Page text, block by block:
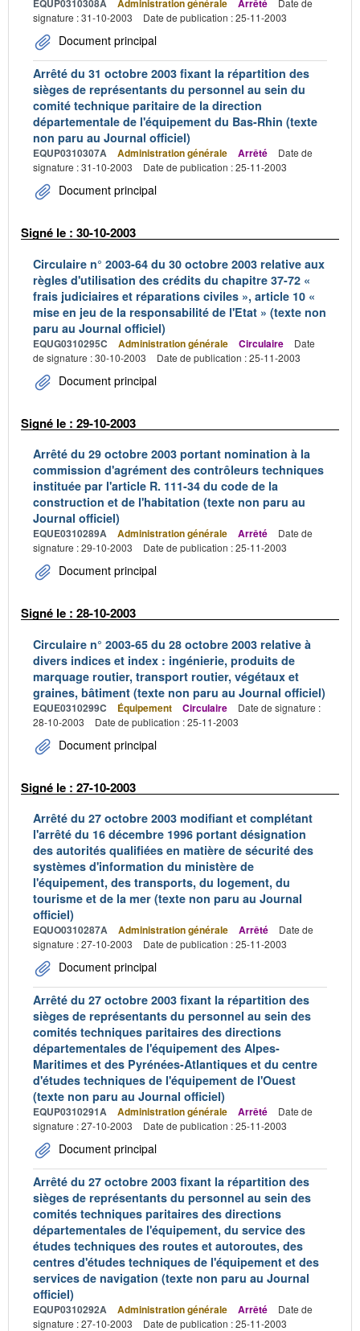
EQUP0310308A Administration générale Arrêté
Date de
signature : 31-10-2003
Date de publication : 25-11-2003
Document principal
Arrêté du 31 octobre 2003 fixant la répartition des
sièges de représentants du personnel au sein du
comité technique paritaire de la direction
départementale de l'équipement du Bas-Rhin (texte
non paru au Journal officiel)
EQUP0310307A Administration générale Arrêté
Date de
signature : 31-10-2003
Date de publication : 25-11-2003
Document principal
Signé le : 30-10-2003
Circulaire n° 2003-64 du 30 octobre 2003 relative aux
règles d'utilisation des crédits du chapitre 37-72 «
frais judiciaires et réparations civiles », article 10 «
mise en jeu de la responsabilité de l'Etat » (texte non
paru au Journal officiel)
EQUG0310295C Administration générale Circulaire
Date
de signature : 30-10-2003
Date de publication : 25-11-2003
Document principal
Signé le : 29-10-2003
Arrêté du 29 octobre 2003 portant nomination à la
commission d'agrément des contrôleurs techniques
instituée par l'article R. 111-34 du code de la
construction et de l'habitation (texte non paru au
Journal officiel)
EQUE0310289A Administration générale Arrêté
Date de
signature : 29-10-2003
Date de publication : 25-11-2003
Document principal
Signé le : 28-10-2003
Circulaire n° 2003-65 du 28 octobre 2003 relative à
divers indices et index : ingénierie, produits de
marquage routier, transport routier, végétaux et
graines, bâtiment (texte non paru au Journal officiel)
EQUE0310299C Équipement Circulaire
Date de signature :
28-10-2003
Date de publication : 25-11-2003
Document principal
Signé le : 27-10-2003
Arrêté du 27 octobre 2003 modifiant et complétant
l'arrêté du 16 décembre 1996 portant désignation
des autorités qualifiées en matière de sécurité des
systèmes d'information du ministère de
l'équipement, des transports, du logement, du
tourisme et de la mer (texte non paru au Journal
officiel)
EQUO0310287A Administration générale Arrêté
Date de
signature : 27-10-2003
Date de publication : 25-11-2003
Document principal
Arrêté du 27 octobre 2003 fixant la répartition des
sièges de représentants du personnel au sein des
comités techniques paritaires des directions
départementales de l'équipement des Alpes-
Maritimes et des Pyrénées-Atlantiques et du centre
d'études techniques de l'équipement de l'Ouest
(texte non paru au Journal officiel)
EQUP0310291A Administration générale Arrêté
Date de
signature : 27-10-2003
Date de publication : 25-11-2003
Document principal
Arrêté du 27 octobre 2003 fixant la répartition des
sièges de représentants du personnel au sein des
comités techniques paritaires des directions
départementales de l'équipement, du service des
études techniques des routes et autoroutes, des
centres d'études techniques de l'équipement et des
services de navigation (texte non paru au Journal
officiel)
EQUP0310292A Administration générale Arrêté
Date de
signature : 27-10-2003
Date de publication : 25-11-2003